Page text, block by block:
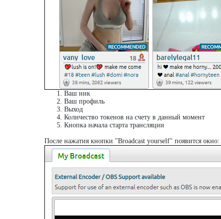
Ваш ник
Ваш профиль
Выход
Количество токенов на счету в данный момент
Кнопка начала старта трансляции
После нажатия кнопки "Broadcast yourself" появится окно: